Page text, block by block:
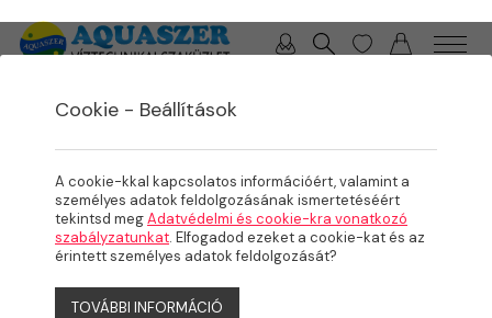
Cookie - Beállítások
A cookie-kkal kapcsolatos információért, valamint a
személyes adatok feldolgozásának ismertetéséért
tekintsd megAdatvédelmi és cookie-kra vonatkozó
szabályzatunkat. Elfogadod ezeket a cookie-kat és az
érintett személyes adatok feldolgozását?
TOVÁBBI INFORMÁCIÓ